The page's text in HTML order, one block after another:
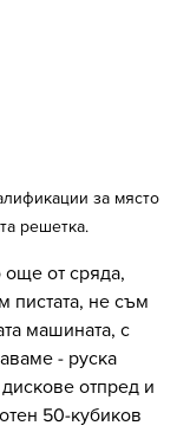
за място
решетка.
от сряда,
пистата, не съм
машината, с
- руска
отпред и
50-кубиков